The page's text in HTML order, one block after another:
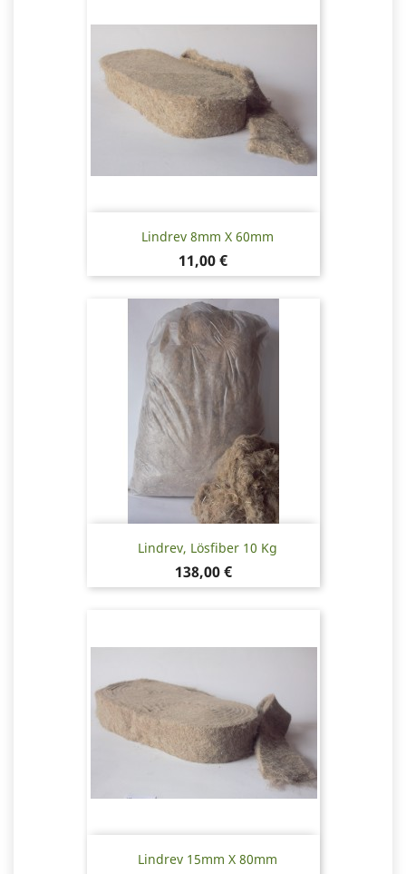
Lindrev 8mm X 60mm
Pris
11,00 €
Lindrev, Lösfiber 10 Kg
Pris
138,00 €
Lindrev 15mm X 80mm